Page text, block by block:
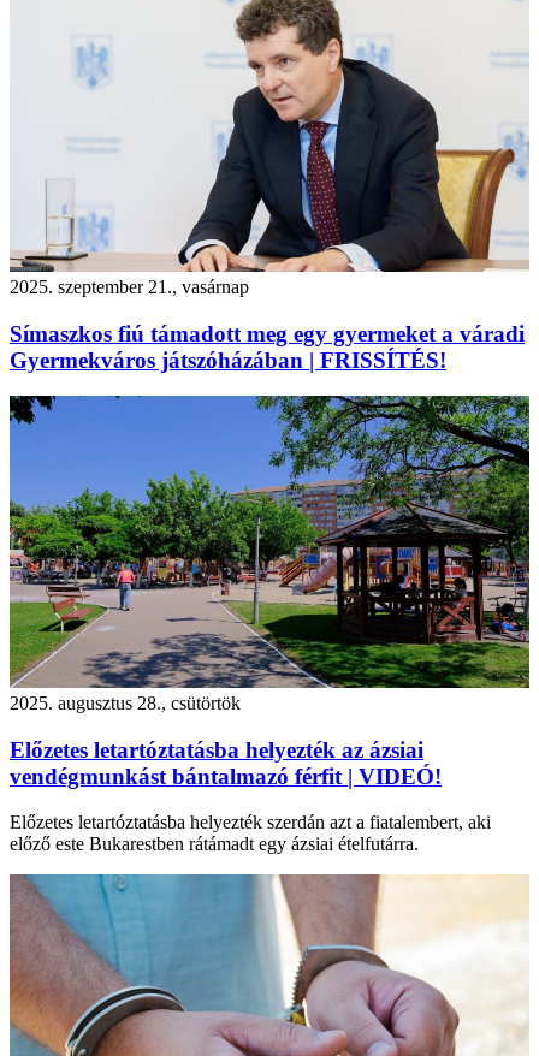
2025. szeptember 21., vasárnap
Símaszkos fiú támadott meg egy gyermeket a váradi
Gyermekváros játszóházában | FRISSÍTÉS!
2025. augusztus 28., csütörtök
Előzetes letartóztatásba helyezték az ázsiai
vendégmunkást bántalmazó férfit | VIDEÓ!
Előzetes letartóztatásba helyezték szerdán azt a fiatalembert, aki
előző este Bukarestben rátámadt egy ázsiai ételfutárra.